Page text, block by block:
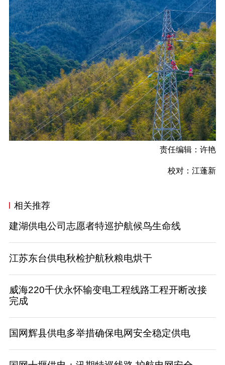
责任编辑：许艳
校对：江蓬新
相关推荐
建湖供电公司志愿者特巡护航候鸟生命线
江苏东台供电秋检护航秋粮电烘干
威海220千伏永怀输变电工程线路工程开断改接
完成
国网辉县供电多举措确保电网安全稳定供电